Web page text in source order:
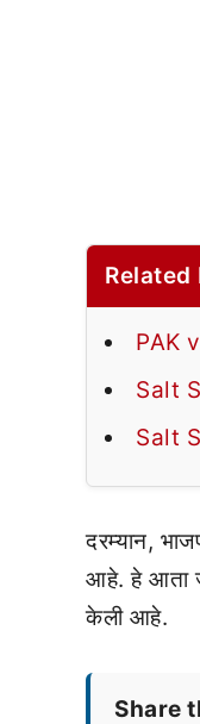
Related
PAK
Salt
Salt
दरम्यान,
आहे. हे आता
केली आहे.
Share